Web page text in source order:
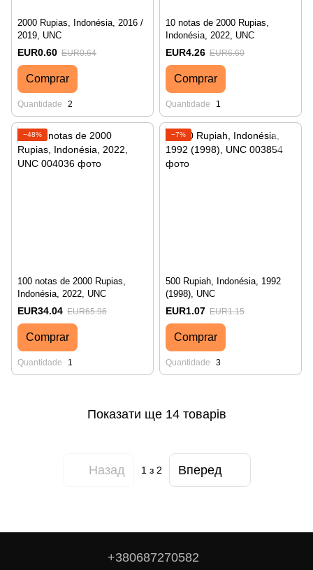
2000 Rupias, Indonésia, 2016 /
2019, UNC
EUR0.60 EUR0.64
Comprar
Quantidade 2
10 notas de 2000 Rupias,
Indonésia, 2022, UNC
EUR4.26 EUR6.60
Comprar
Quantidade 1
−48%
100 notas de 2000 Rupias,
Indonésia, 2022, UNC
EUR34.04 EUR65.96
Comprar
Quantidade 1
−7%
500 Rupiah, Indonésia, 1992
(1998), UNC
EUR1.07 EUR1.15
Comprar
Quantidade 3
Показати ще 14 товарів
Назад 1з 2 Вперед
+380687270582